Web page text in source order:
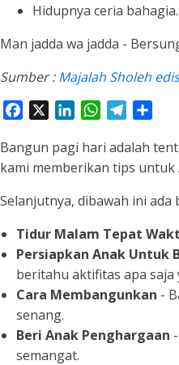
Hidupnya ceria
Man jadda wa jadda -
Sumber :Majalah Sholeh
Facebook
LinkedInWhatsAppTelegram
Bangun pagi hari adalah
kami memberikan tips
Selanjutnya, dibawah ini
Tidur Malam Tepat
Persiapkan Anak Untuk
beritahu aktifitas apa saja
Cara Membangunkan -
senang.
Beri Anak Penghargaan
semangat.